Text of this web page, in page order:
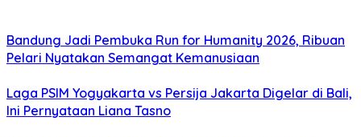
Bandung Jadi Pembuka Run for Humanity 2026, Ribuan
Pelari Nyatakan Semangat Kemanusiaan
Laga PSIM Yogyakarta vs Persija Jakarta Digelar di Bali,
Ini Pernyataan Liana Tasno